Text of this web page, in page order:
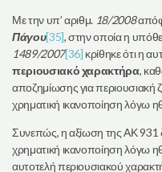
Με την υπ’ αριθμ. 18/2008
Πάγου[35], στην οποία η
1489/2007[36] κρίθηκε ότι η
περιουσιακό χαρακτήρα,
αποζημίωσης για περιουσιακή
χρηματική ικανοποίηση λόγω
Συνεπώς, η αξίωση της ΑΚ 931
χρηματική ικανοποίηση λόγω
αυτοτελή περιουσιακού